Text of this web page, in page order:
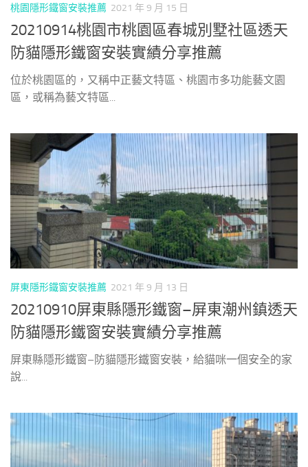
桃園隱形鐵窗安裝推薦 2021 年 9 月 15 日
20210914桃園市桃園區春城別墅社區透天
防貓隱形鐵窗安裝實績分享推薦
位於桃園區的，又稱中正藝文特區、桃園市多功能藝文園
區，或稱為藝文特區...
屏東隱形鐵窗安裝推薦 2021 年 9 月 13 日
20210910屏東縣隱形鐵窗–屏東潮州鎮透天
防貓隱形鐵窗安裝實績分享推薦
屏東縣隱形鐵窗–防貓隱形鐵窗安裝，給貓咪一個安全的家
說...